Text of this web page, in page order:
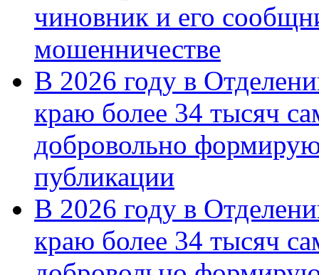
чиновник и его
мошенничестве
В 2026 году в
краю более 34 тысяч
добровольно
публикации
В 2026 году в
краю более 34 тысяч